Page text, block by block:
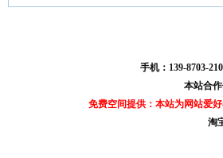
手机：139-8703-
本站合作
免费空间提供：本站为网站爱
淘